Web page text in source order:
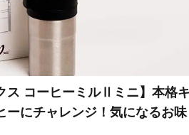
ス コーヒーミルⅡミニ】本格キ
ーにチャレンジ！気になるお味